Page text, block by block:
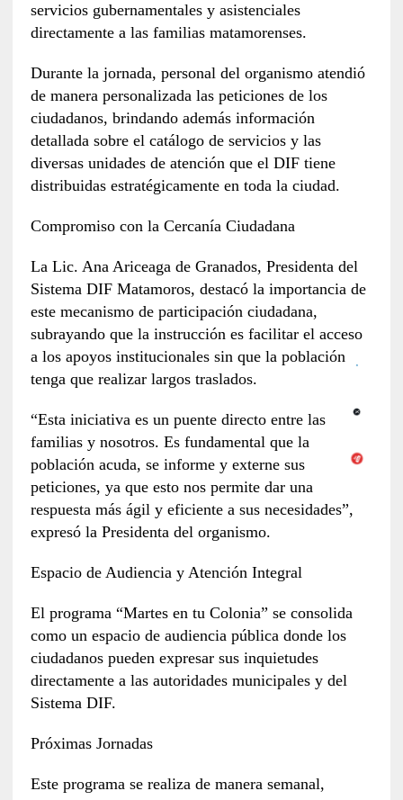
servicios gubernamentales y asistenciales
directamente a las familias matamorenses.
Durante la jornada, personal del organismo atendió
de manera personalizada las peticiones de los
ciudadanos, brindando además información
detallada sobre el catálogo de servicios y las
diversas unidades de atención que el DIF tiene
distribuidas estratégicamente en toda la ciudad.
Compromiso con la Cercanía Ciudadana
La Lic. Ana Ariceaga de Granados, Presidenta del
Sistema DIF Matamoros, destacó la importancia de
este mecanismo de participación ciudadana,
subrayando que la instrucción es facilitar el acceso
a los apoyos institucionales sin que la población
tenga que realizar largos traslados.
“Esta iniciativa es un puente directo entre las
familias y nosotros. Es fundamental que la
población acuda, se informe y externe sus
peticiones, ya que esto nos permite dar una
respuesta más ágil y eficiente a sus necesidades”,
expresó la Presidenta del organismo.
Espacio de Audiencia y Atención Integral
El programa “Martes en tu Colonia” se consolida
como un espacio de audiencia pública donde los
ciudadanos pueden expresar sus inquietudes
directamente a las autoridades municipales y del
Sistema DIF.
Próximas Jornadas
Este programa se realiza de manera semanal,